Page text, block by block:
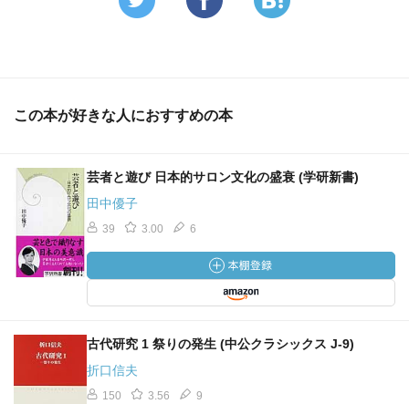
この本が好きな人におすすめの本
芸者と遊び 日本的サロン文化の盛衰 (学研新書)
田中優子
39 3.00 6
古代研究 1 祭りの発生 (中公クラシックス J-9)
折口信夫
150 3.56 9